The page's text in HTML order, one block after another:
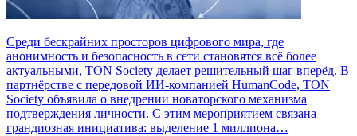
Среди бескрайних просторов цифрового мира, где
анонимность и безопасность в сети становятся всё более
актуальными, TON Society делает решительный шаг вперёд. В
партнёрстве с передовой ИИ-компанией HumanCode, TON
Society объявила о внедрении новаторского механизма
подтверждения личности. С этим мероприятием связана
грандиозная инициатива: выделение 1 миллиона…